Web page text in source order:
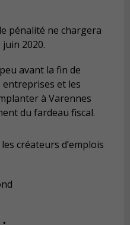
pénalité ne chargera
juin 2020.
avant la fin de
entreprises et les
à Varennes
du fardeau fiscal.
créateurs d’emplois